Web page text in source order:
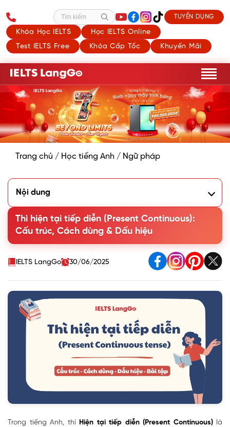
Khóa Học IELTS
Học IELTS Online
Test IELTS Free
Khóa Cấp Tốc Khuyến Mãi
Tìm kiếm TUYỂN DỤNG
Trang chủ / Học tiếng Anh / Ngữ pháp
Nội dung
2. Công thức thì Hiện tại tiếp diễn
3. Cách dùng thì hiện tại tiếp diễn (Present Continuous)
4. Dấu hiệu nhận biết thì hiện tại tiếp diễn
5. Cách chia động từ V-ing trong thì Hiện tại tiếp diễn
6. Bài tập thì hiện tại tiếp diễn (Present Continuous)
Thì hiện tại tiếp diễn (Present Continuous):
Cấu trúc, Cách dùng & Dấu hiệu
IELTS LangGo 30/06/2025
Trong tiếng Anh, thì Hiện tại tiếp diễn (Present Continuous)là